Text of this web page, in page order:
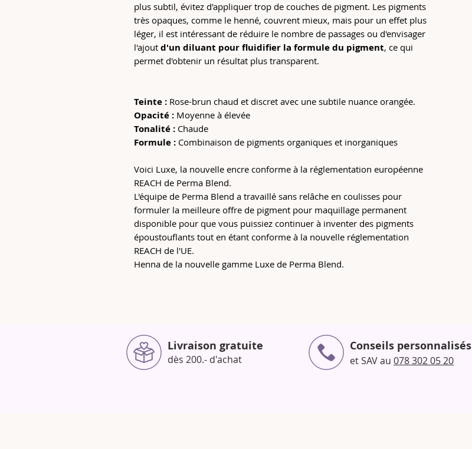
plus subtil, évitez d'appliquer trop de couches de pigment. Les pigments
très opaques, comme le henné, couvrent mieux, mais pour un effet plus
léger, il est intéressant de réduire le nombre de passages ou d'envisager
l'ajout d'un diluant pour fluidifier la formule du pigment, ce qui
permet d'obtenir un résultat plus transparent.
Teinte : Rose-brun chaud et discret avec une subtile nuance orangée.
Opacité : Moyenne à élevée
Tonalité : Chaude
Formule : Combinaison de pigments organiques et inorganiques
Voici Luxe, la nouvelle encre conforme à la réglementation européenne
REACH de Perma Blend.
L'équipe de Perma Blend a travaillé sans relâche en coulisses pour
formuler la meilleure offre de pigment pour maquillage permanent
disponible pour que vous puissiez continuer à inventer des pigments
époustouflants tout en étant conforme à la nouvelle réglementation
REACH de l'UE.
Henna de la nouvelle gamme Luxe de Perma Blend.
Livraison gratuite
dès 200.- d'achat
Conseils personnalisés
et SAV au 078 302 05 20